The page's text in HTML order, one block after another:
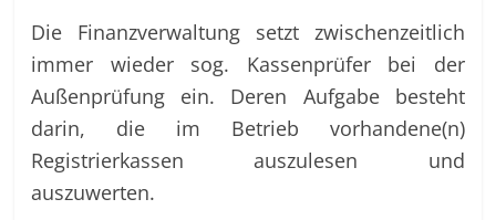
Die Finanzverwaltung setzt zwischenzeitlich
immer wieder sog. Kassenprüfer bei der
Außenprüfung ein. Deren Aufgabe besteht
darin, die im Betrieb vorhandene(n)
Registrierkassen auszulesen und
auszuwerten.